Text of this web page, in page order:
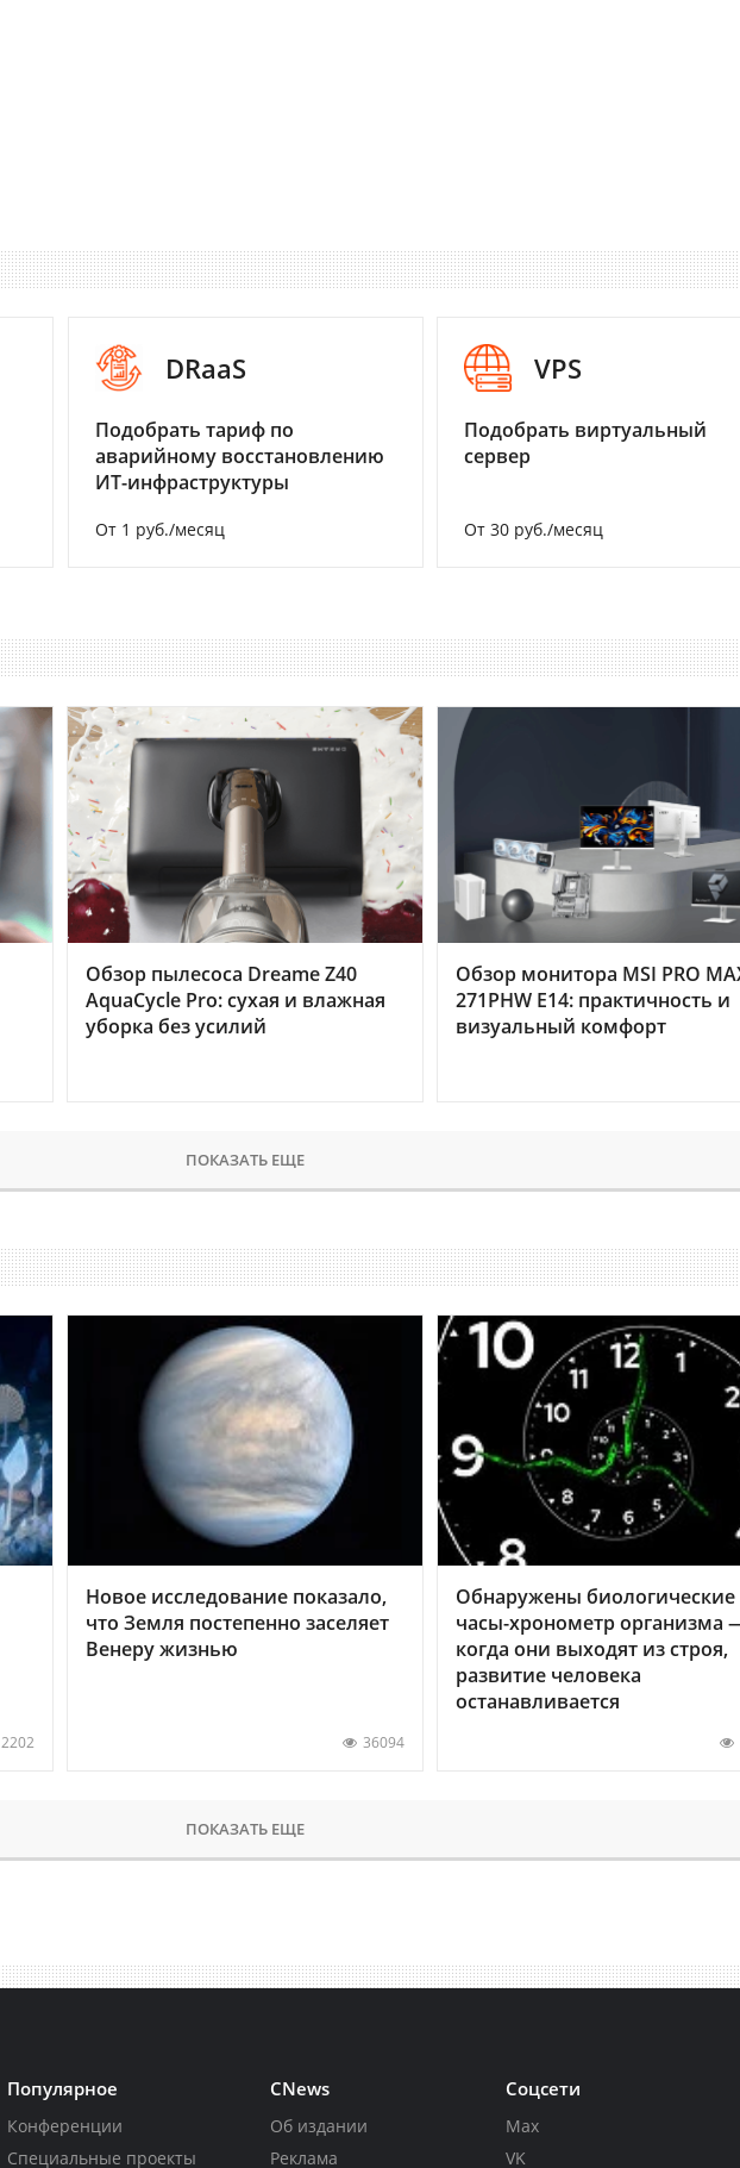
DRaaS
Подобрать тариф по
аварийному восстановлению
ИТ-инфраструктуры
От 1 руб./месяц
VPS
Подобрать виртуальный
сервер
От 30 руб./месяц
Обзор пылесоса Dreame Z40
AquaCycle Pro: сухая и влажная
уборка без усилий
Обзор монитора MSI PRO
271PHW E14: практичность и
визуальный комфорт
ПОКАЗАТЬ ЕЩЕ
2202
Новое исследование показало,
что Земля постепенно заселяет
Венеру жизнью
36094
Обнаружены биологические
часы-хронометр организма
когда они выходят из строя,
развитие человека
останавливается
ПОКАЗАТЬ ЕЩЕ
Популярное
Конференции
Специальные проекты
CNews
Об издании
Реклама
Соцсети
Max
VK